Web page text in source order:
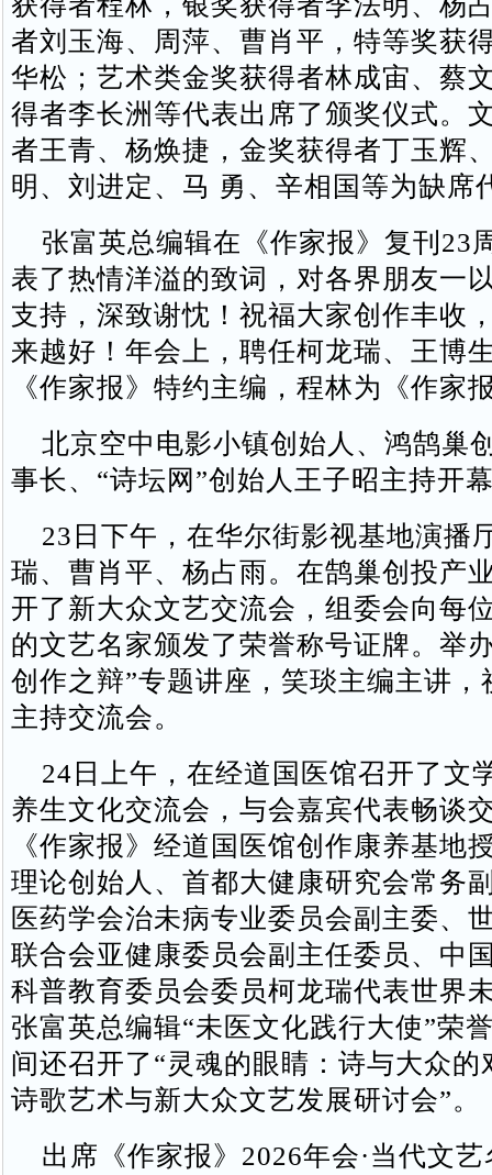
者刘玉海、周萍、曹肖平，特等奖获
华松；艺术类金奖获得者林成宙、蔡
得者李长洲等代表出席了颁奖仪式。
者王青、杨焕捷，金奖获得者丁玉辉
明、刘进定、马 勇、辛相国等为缺席
张富英总编辑在《作家报》复刊23
表了热情洋溢的致词，对各界朋友一
支持，深致谢忱！祝福大家创作丰收
来越好！年会上，聘任柯龙瑞、王博
《作家报》特约主编，程林为《作家
北京空中电影小镇创始人、鸿鹄巢
事长、“诗坛网”创始人王子昭主持开
23日下午，在华尔街影视基地演播
瑞、曹肖平、杨占雨。在鹄巢创投产
开了新大众文艺交流会，组委会向每
的文艺名家颁发了荣誉称号证牌。举
创作之辩”专题讲座，笑琰主编主讲，
主持交流会。
24日上午，在经道国医馆召开了文
养生文化交流会，与会嘉宾代表畅谈
《作家报》经道国医馆创作康养基地
理论创始人、首都大健康研究会常务
医药学会治未病专业委员会副主委、
联合会亚健康委员会副主任委员、中
科普教育委员会委员柯龙瑞代表世界
张富英总编辑“未医文化践行大使”荣
间还召开了“灵魂的眼睛：诗与大众
诗歌艺术与新大众文艺发展研讨会”。
出席《作家报》2026年会·当代文艺